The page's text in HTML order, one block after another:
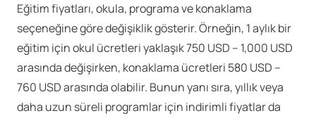
Eğitim fiyatları, okula, programa ve konaklama
seçeneğine göre değişiklik gösterir. Örneğin, 1 aylık bir
eğitim için okul ücretleri yaklaşık 750 USD – 1,000 USD
arasında değişirken, konaklama ücretleri 580 USD –
760 USD arasında olabilir. Bunun yanı sıra, yıllık veya
daha uzun süreli programlar için indirimli fiyatlar da